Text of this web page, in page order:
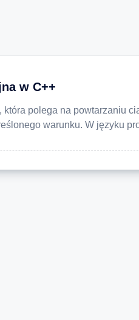
w C++
która polega na powtarzaniu
warunku. W języku